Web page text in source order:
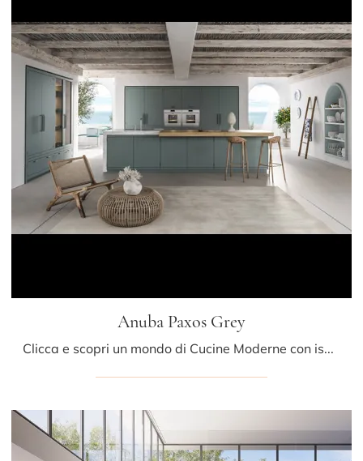
Anuba Paxos Grey
Clicca e scopri un mondo di Cucine Moderne con isola: la cucina Anuba Paxos Grey Miton in laccato opaco ti sta aspettando!